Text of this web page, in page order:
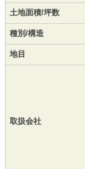
土地面積/坪数
種別/構造
地目
取扱会社